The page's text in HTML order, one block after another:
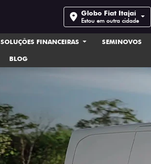
Globo Fiat Itajaí
Estou em outra cidade
SOLUÇÕES FINANCEIRAS SEMINOVOS
BLOG